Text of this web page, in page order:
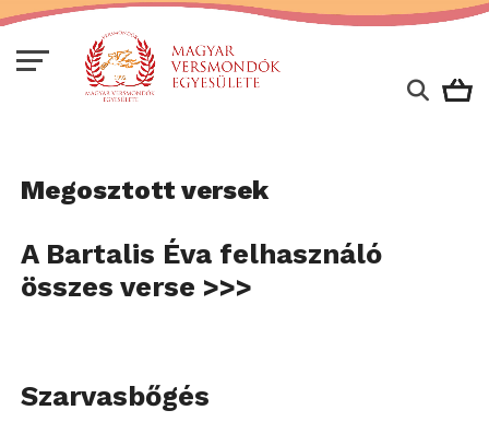
Megosztott versek
A Bartalis Éva felhasználó
összes verse >>>
Szarvasbőgés